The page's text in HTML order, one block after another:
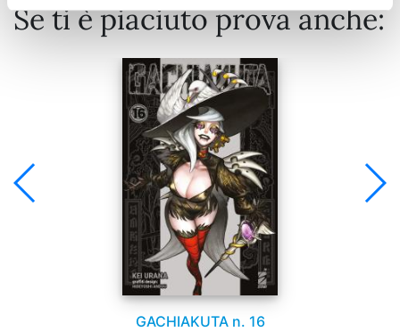
Se ti è piaciuto prova anche:
GACHIAKUTA n. 16